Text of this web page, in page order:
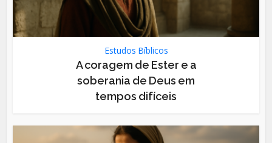
Estudos Bíblicos
A coragem de Ester e a
soberania de Deus em
tempos difíceis